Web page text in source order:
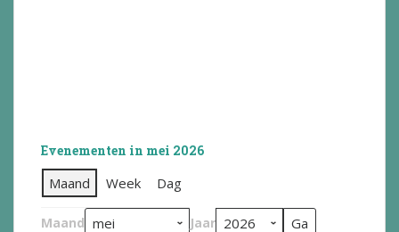
Evenementen in mei 2026
Maand Week Dag
Maand Jaar